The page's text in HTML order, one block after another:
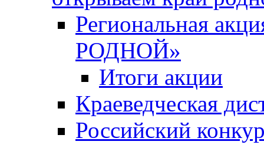
Региональная
РОДНОЙ»
Итоги акции
Краеведческая
Российский